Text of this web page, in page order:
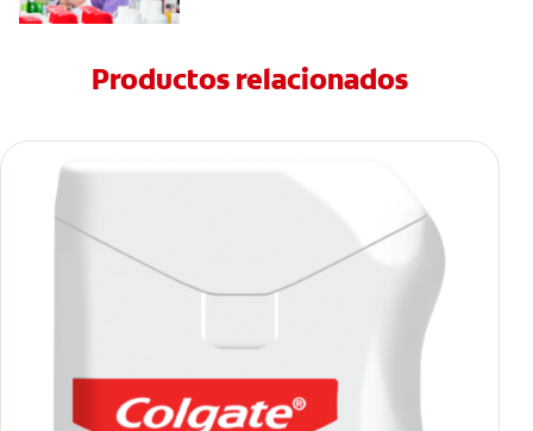
Productos relacionados